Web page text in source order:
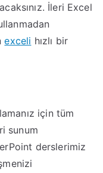
İleri Excel
exceli hızlı bir
için tüm
sunum
derslerimiz